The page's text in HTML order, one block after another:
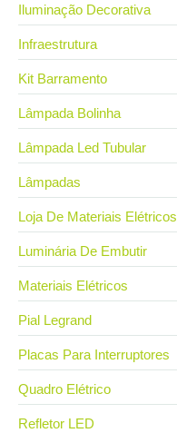
Iluminação Decorativa
Infraestrutura
Kit Barramento
Lâmpada Bolinha
Lâmpada Led Tubular
Lâmpadas
Loja De Materiais Elétricos
Luminária De Embutir
Materiais Elétricos
Pial Legrand
Placas Para Interruptores
Quadro Elétrico
Refletor LED